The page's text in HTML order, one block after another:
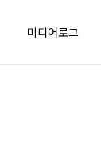
미디어로그